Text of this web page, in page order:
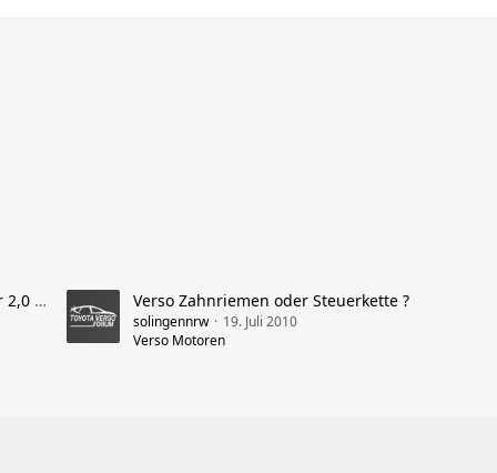
Kaufentscheidung: 1,8 Benziner oder 2,0 Diesel im Verso nehmen Verso Zahnriemen oder Steuerkette ?
solingennrw
19. Juli 2010
Verso Motoren